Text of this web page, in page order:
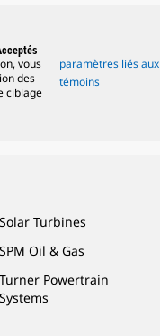
vous
des
ciblage
paramètres liés aux
témoins
Solar Turbines
SPM Oil & Gas
Turner Powertrain
Systems